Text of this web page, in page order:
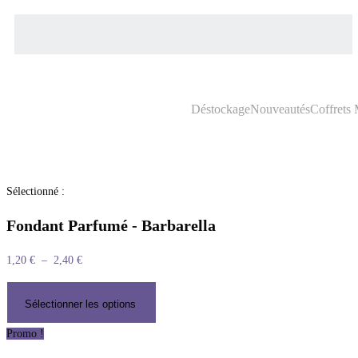
DéstockageNouveautésCoffrets
Sélectionné :
Fondant Parfumé - Barbarella
1,20 € – 2,40 €
Sélectionner les options
Promo !